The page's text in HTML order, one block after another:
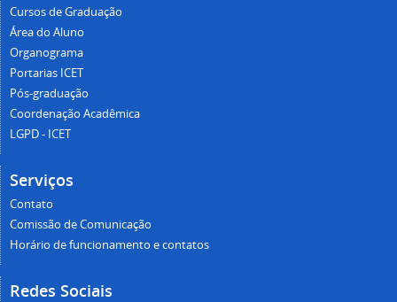
Cursos de Graduação
Área do Aluno
Organograma
Portarias ICET
Pós-graduação
Coordenação Acadêmica
LGPD - ICET
Serviços
Contato
Comissão de Comunicação
Horário de funcionamento e contatos
Redes Sociais